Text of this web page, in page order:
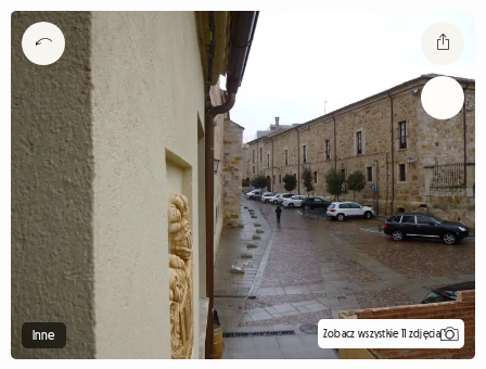
Inne Zobacz wszystkie 11 zdjęcia